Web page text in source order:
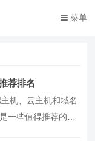
菜单
荐排名
机、云主机和域名
一些值得推荐的